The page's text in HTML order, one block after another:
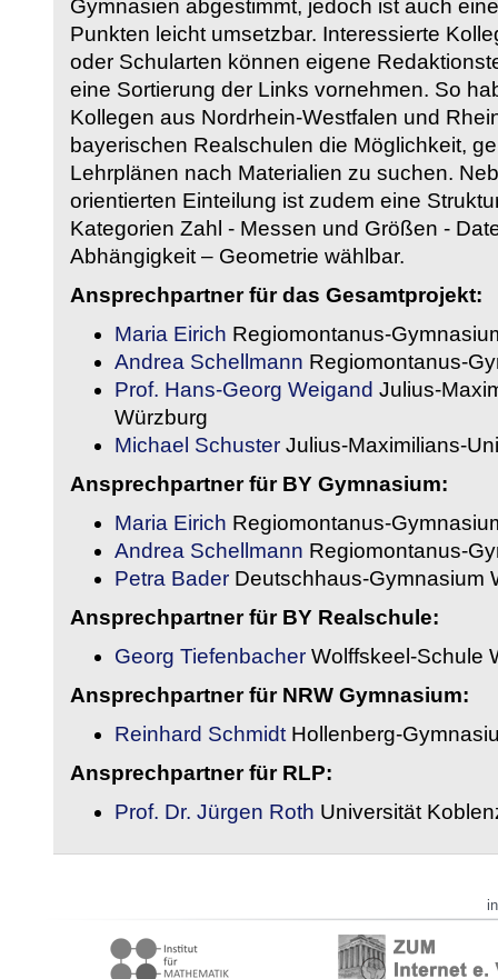
Gymnasien abgestimmt, jedoch ist auch
Punkten leicht umsetzbar. Interessierte
oder Schularten können eigene
eine Sortierung der Links vornehmen. So
Kollegen aus Nordrhein-Westfalen und
bayerischen Realschulen die Möglichkeit,
Lehrplänen nach Materialien zu suchen.
orientierten Einteilung ist zudem eine
Kategorien Zahl - Messen und Größen -
Abhängigkeit – Geometrie wählbar.
Ansprechpartner für das Gesamtprojekt:
Maria Eirich Regiomontanus-
Andrea Schellmann Regiomontanus-
Prof. Hans-Georg Weigand Julius-
Würzburg
Michael Schuster Julius-Maximilians-
Ansprechpartner für BY Gymnasium:
Maria Eirich Regiomontanus-
Andrea Schellmann Regiomontanus-
Petra Bader Deutschhaus-Gymnasium
Ansprechpartner für BY Realschule:
Georg Tiefenbacher Wolffskeel-Schule
Ansprechpartner für NRW Gymnasium:
Reinhard Schmidt Hollenberg-
Ansprechpartner für RLP:
Prof. Dr. Jürgen Roth Universität